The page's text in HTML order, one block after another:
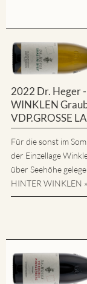
2022 Dr. Heger
WINKLEN
VDP.GROSSE
Für die sonst im
der Einzellage
über Seehöhe
HINTER WINKLEN